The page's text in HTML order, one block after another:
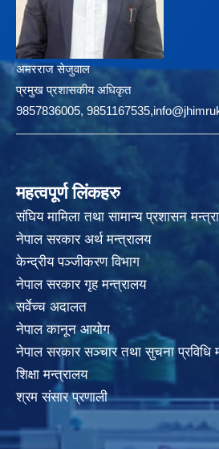
अमरराज सेजुवाल
प्रमुख प्रशासकीय अधिकृत
9857836005,
महत्वपूर्ण लिंकहरु
संघिय मामिला तथा सामान्य प्रशासन
नेपाल सरकार अर्थ मन्त्रालय
केन्द्रीय पञ्जीकरण विभाग
नेपाल सरकार गृह मन्त्रालय
सर्वेच्च अदालत
नेपाल कानून आयोग
नेपाल सरकार सञ्चार तथा सुचना प्रविधि
शिक्षा मन्त्रालय
श्रम संसार प्रणाली